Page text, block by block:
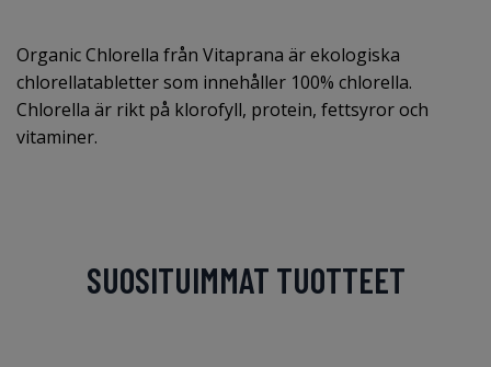
Organic Chlorella från Vitaprana är ekologiska
chlorellatabletter som innehåller 100% chlorella.
Chlorella är rikt på klorofyll, protein, fettsyror och
vitaminer.
SUOSITUIMMAT TUOTTEET